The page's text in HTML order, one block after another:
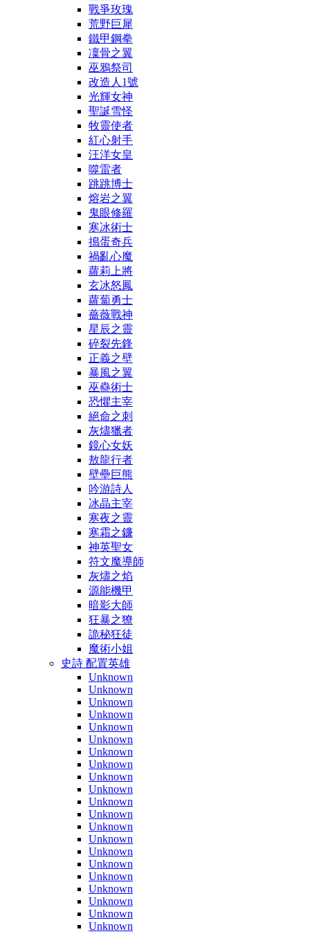
戰爭玫瑰
荒野巨犀
鐵甲鋼拳
凜骨之翼
巫鴉祭司
改造人1號
光輝女神
聖誕雪怪
牧靈使者
紅心射手
汪洋女皇
噬雷者
跳跳博士
熔岩之翼
鬼眼修羅
寒冰術士
搗蛋奇兵
禍亂心魔
蘿莉上將
玄冰怒鳳
蘿蔔勇士
薔薇戰神
星辰之靈
碎裂先鋒
正義之壁
暴風之翼
巫蠱術士
恐懼主宰
絕命之刺
灰燼獵者
鏡心女妖
敖龍行者
壁壘巨熊
吟游詩人
冰晶主宰
寒夜之靈
寒霜之鐮
神英聖女
符文魔導師
灰燼之焰
源能機甲
暗影大師
狂暴之獠
詭秘狂徒
魔術小姐
史詩 配置英雄
Unknown
Unknown
Unknown
Unknown
Unknown
Unknown
Unknown
Unknown
Unknown
Unknown
Unknown
Unknown
Unknown
Unknown
Unknown
Unknown
Unknown
Unknown
Unknown
Unknown
Unknown